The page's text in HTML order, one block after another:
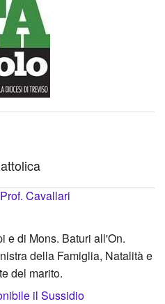
Cavallari
e di Mons. Baturi all'On.
della Famiglia, Natalità e
del marito.
il Sussidio